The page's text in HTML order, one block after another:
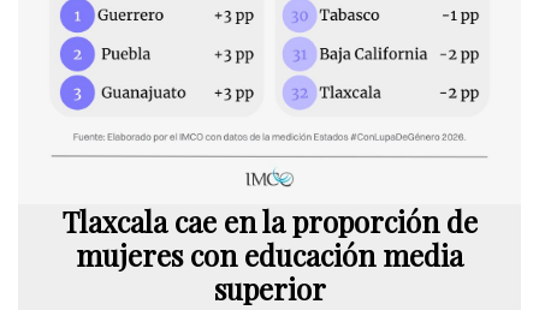
Tlaxcala cae en la proporción de
mujeres con educación media
superior